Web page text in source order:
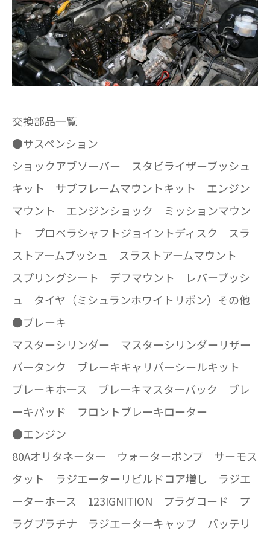
交換部品一覧
●サスペンション
ショックアブソーバー スタビライザーブッシュ
キット サブフレームマウントキット エンジン
マウント エンジンショック ミッションマウン
ト プロペラシャフトジョイントディスク スラ
ストアームブッシュ スラストアームマウント
スプリングシート デフマウント レバーブッシ
ュ タイヤ（ミシュランホワイトリボン）その他
●ブレーキ
マスターシリンダー マスターシリンダーリザー
バータンク ブレーキキャリパーシールキット
ブレーキホース ブレーキマスターバック ブレ
ーキパッド フロントブレーキローター
●エンジン
80Aオリタネーター ウォーターポンプ サーモス
タット ラジエーターリビルドコア増し ラジエ
ーターホース 123IGNITION プラグコード プ
ラグプラチナ ラジエーターキャップ バッテリ